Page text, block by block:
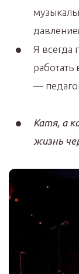
Я всегда
—
Катя, а
жизнь